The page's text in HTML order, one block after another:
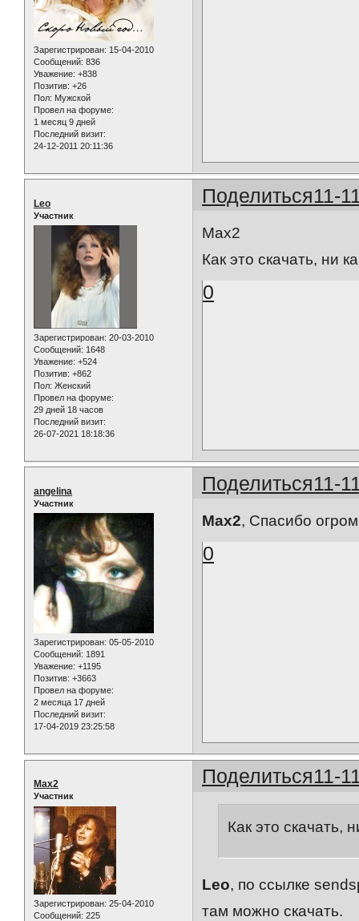
Зарегистрирован: 15-04-2010
Сообщений: 836
Уважение: +838
Позитив: +26
Пол: Мужской
Провел на форуме:
1 месяц 9 дней
Последний визит:
24-12-2011 20:11:36
Поделиться11-
Leo
Участник
Зарегистрирован: 20-03-2010
Сообщений: 1648
Уважение: +524
Позитив: +862
Пол: Женский
Провел на форуме:
29 дней 18 часов
Последний визит:
26-07-2021 18:18:36
Max2
Как это скачать, ни
0
Поделиться11-
angelina
Участник
Зарегистрирован: 05-05-2010
Сообщений: 1891
Уважение: +1195
Позитив: +3663
Провел на форуме:
2 месяца 17 дней
Последний визит:
17-04-2019 23:25:58
Max2, Спасибо
0
Поделиться11-
Max2
Участник
Зарегистрирован: 25-04-2010
Сообщений: 225
Как это скачать,
Leo, по ссылке
там можно скачать.